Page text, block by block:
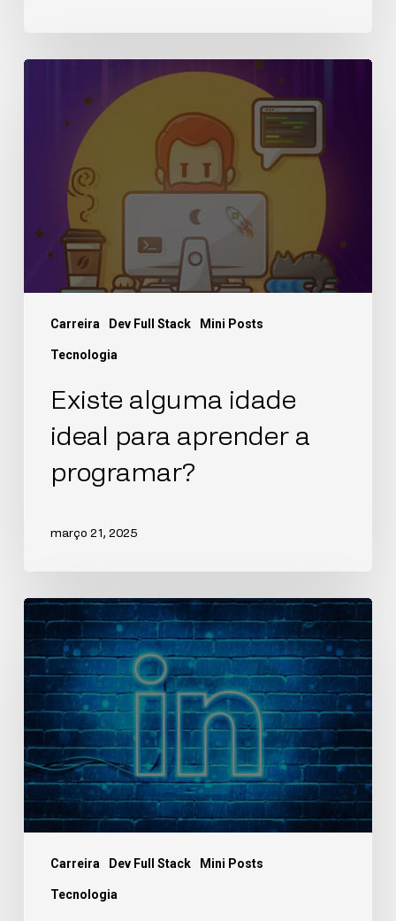
Carreira Dev Full Stack Mini Posts
Tecnologia
Existe alguma idade
ideal para aprender a
programar?
março 21, 2025
Carreira Dev Full Stack Mini Posts
Tecnologia